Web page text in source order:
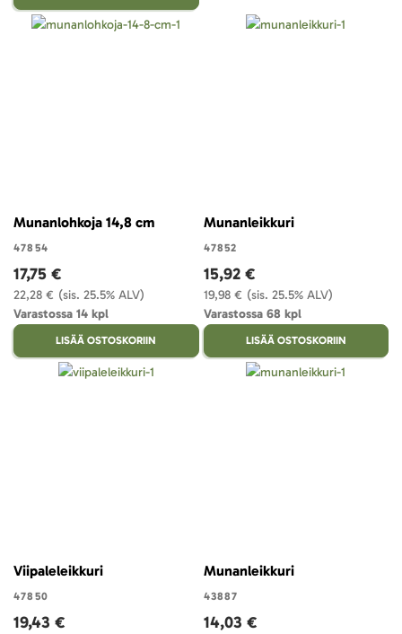
Munanlohkoja 14,8 cm
47854
(sis. 25.5% ALV)
22,28 €
17,75 €
Varastossa 14 kpl
LISÄÄ OSTOSKORIIN
Munanleikkuri
47852
(sis. 25.5% ALV)
19,98 €
15,92 €
Varastossa 68 kpl
LISÄÄ OSTOSKORIIN
Viipaleleikkuri
47850
19,43 €
Munanleikkuri
43887
14,03 €